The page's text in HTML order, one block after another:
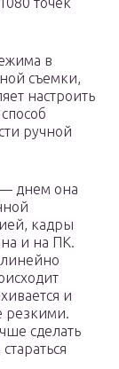
в
съемки,
настроить
ручной
днем она
кадры
и на ПК.
и
резкими.
сделать